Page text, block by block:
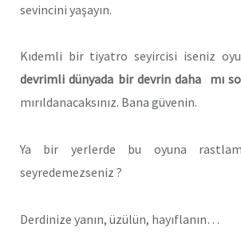
sevincini yaşayın.
Kıdemli bir tiyatro seyircisi iseniz
devrimli dünyada bir devrin daha mı
mırıldanacaksınız. Bana güvenin.
Ya bir yerlerde bu oyuna
seyredemezseniz ?
Derdinize yanın, üzülün, hayıflanın…